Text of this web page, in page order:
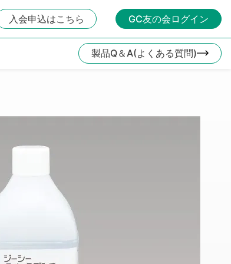
入会申込はこちら GC友の会ログイン
製品Q＆A(よくある質問)